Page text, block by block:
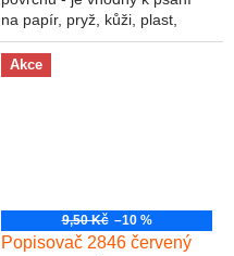
na papír, pryž, kůži, plast,
beton, kámen, dřevo, film,
fólie, kov, sklo, porcelán -...
Akce
9,50 Kč –10 %
Popisovač 2846 červený